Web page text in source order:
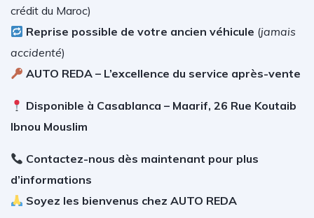
crédit du Maroc)
Reprise possible de votre ancien véhicule (jamais
accidenté)
AUTO REDA – L’excellence du service après-vente
Disponible à Casablanca – Maarif, 26 Rue Koutaib
Ibnou Mouslim
Contactez-nous dès maintenant pour plus
d’informations
Soyez les bienvenus chez AUTO REDA